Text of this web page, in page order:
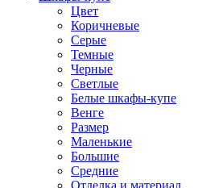
Цвет
Коричневые
Серые
Темные
Черные
Светлые
Белые шкафы-купе
Венге
Размер
Маленькие
Большие
Средние
Отделка и материал